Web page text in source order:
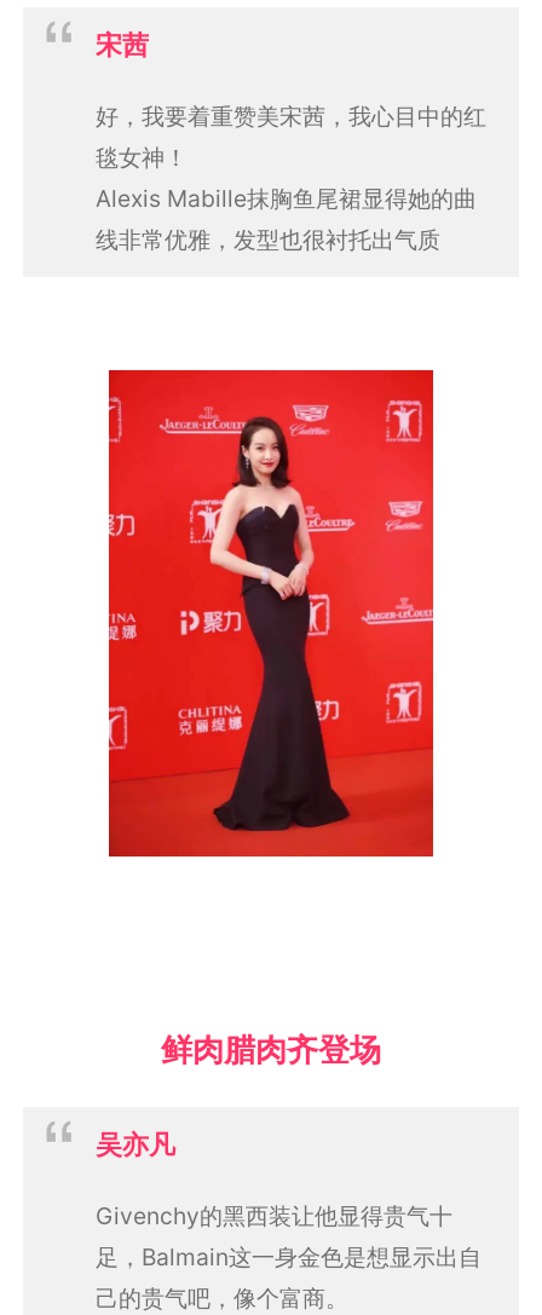
宋茜
好，我要着重赞美宋茜，我心目中的红
毯女神！
Alexis Mabille抹胸鱼尾裙显得她的曲
线非常优雅，发型也很衬托出气质
鲜肉腊肉齐登场
吴亦凡
Givenchy的黑西装让他显得贵气十
足，Balmain这一身金色是想显示出自
己的贵气吧，像个富商。